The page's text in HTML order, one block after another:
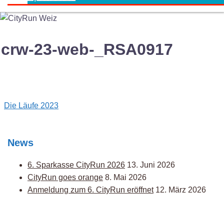
crw-23-web-_RSA0917
Post
Die Läufe 2023
News
6. Sparkasse CityRun 2026 13. Juni 2026
CityRun goes orange 8. Mai 2026
Anmeldung zum 6. CityRun eröffnet 12. März 2026